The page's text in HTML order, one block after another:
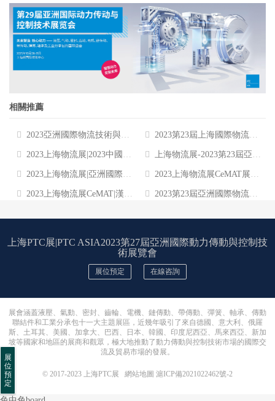
相關推薦
2023亞洲國際物流技術與運輸系統展覽會/上海物流展(CeMAT ASIA) 2023第23屆上海國際物流技術與運輸系統展覽會
2023上海物流展|2023中國物流倉儲展 上海物流展-2023第23屆亞洲國際物流技術與運輸系統展覽會 CeMAT ASIA
2023上海物流展|亞洲國際物流技術與運輸系統展覽會 2023上海物流展CeMAT展位詳情
2023上海物流展CeMAT|漢諾威上海物流倉儲博覽會 2023第23屆亞洲國際物流技術與運輸系統展覽會(CeMAT?ASIA)
上海PTC展|PTC ASIA2023第27屆亞洲國際動力傳動與控制技
術展覽會
展位預定 在線咨詢
展會涵蓋液壓、氣動、密封、齒輪、電機、鏈傳動、帶傳動、彈簧、軸承、傳動
聯結件和工業分承包十一大主題展區，近幾年吸引了來自德國、意大利、俄羅
斯、土耳其、美國、加拿大、巴西、日本、韓國、印度尼西亞、馬來西亞、新加
坡等國家和地區的展商和觀眾，極大地推動了動力傳動與控制技術市場的國際交
流及貿易市場的發展。
© 2017-2023 上海PTC展 網站地圖 滬ICP備2021022462號-2
展
位
預
定